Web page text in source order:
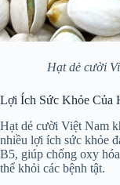
Hạt dẻ cười
Lợi Ích Sức Khỏe Của
Hạt dẻ cười Việt Nam
nhiều lợi ích sức khỏe
B5, giúp chống oxy
thể khỏi các bệnh tật.